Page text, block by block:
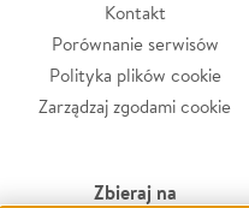
Kontakt
Porównanie serwisów
Polityka plików cookie
Zarządzaj zgodami cookie
Zbieraj na